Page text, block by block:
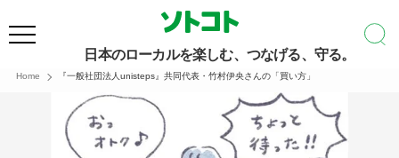
日本のローカルを楽しむ、つなげる、守る。
Home 『一般社団法人unisteps』共同代表・竹村伊央さんの「買い方」